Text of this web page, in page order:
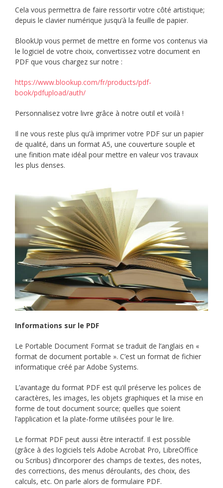
Cela vous permettra de faire ressortir votre côté artistique;
depuis le clavier numérique jusqu’à la feuille de papier.
BlookUp vous permet de mettre en forme vos contenus via
le logiciel de votre choix, convertissez votre document en
PDF que vous chargez sur notre :
https://www.blookup.com/fr/products/pdf-
book/pdfupload/auth/
Personnalisez votre livre grâce à notre outil et voilà !
Il ne vous reste plus qu’à imprimer votre PDF sur un papier
de qualité, dans un format A5, une couverture souple et
une finition mate idéal pour mettre en valeur vos travaux
les plus denses.
Informations sur le PDF
Le Portable Document Format se traduit de l’anglais en «
format de document portable ». C’est un format de fichier
informatique créé par Adobe Systems.
L’avantage du format PDF est qu’il préserve les polices de
caractères, les images, les objets graphiques et la mise en
forme de tout document source; quelles que soient
l’application et la plate-forme utilisées pour le lire.
Le format PDF peut aussi être interactif. Il est possible
(grâce à des logiciels tels Adobe Acrobat Pro, LibreOffice
ou Scribus) d’incorporer des champs de textes, des notes,
des corrections, des menus déroulants, des choix, des
calculs, etc. On parle alors de formulaire PDF.